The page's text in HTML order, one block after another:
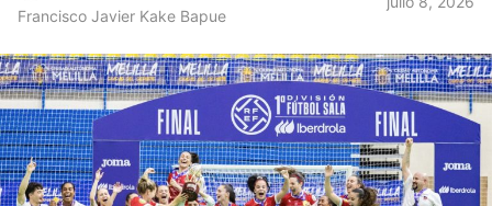
Francisco Javier Kake Bapue